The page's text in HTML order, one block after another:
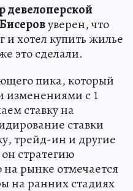
девелоперской
уверен, что
и хотел купить жилье
это сделали.
пика, который
изменениями с 1
ставку на
ставки
трейд-ин и другие
стратегию
рынке отмечается
на ранних стадиях